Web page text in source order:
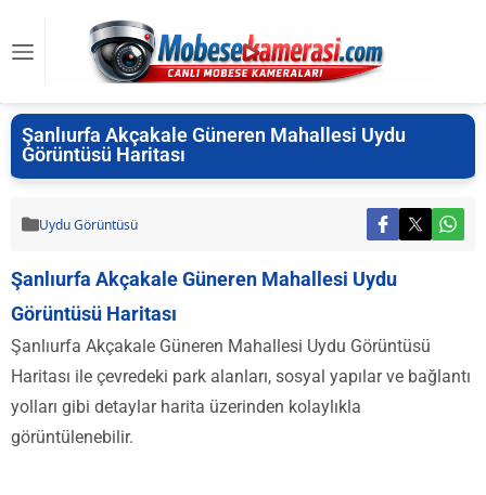
Şanlıurfa Akçakale Güneren Mahallesi Uydu
Görüntüsü Haritası
Uydu Görüntüsü
Şanlıurfa Akçakale Güneren Mahallesi Uydu
Görüntüsü Haritası
Şanlıurfa Akçakale Güneren Mahallesi Uydu Görüntüsü
Haritası ile çevredeki park alanları, sosyal yapılar ve bağlantı
yolları gibi detaylar harita üzerinden kolaylıkla
görüntülenebilir.